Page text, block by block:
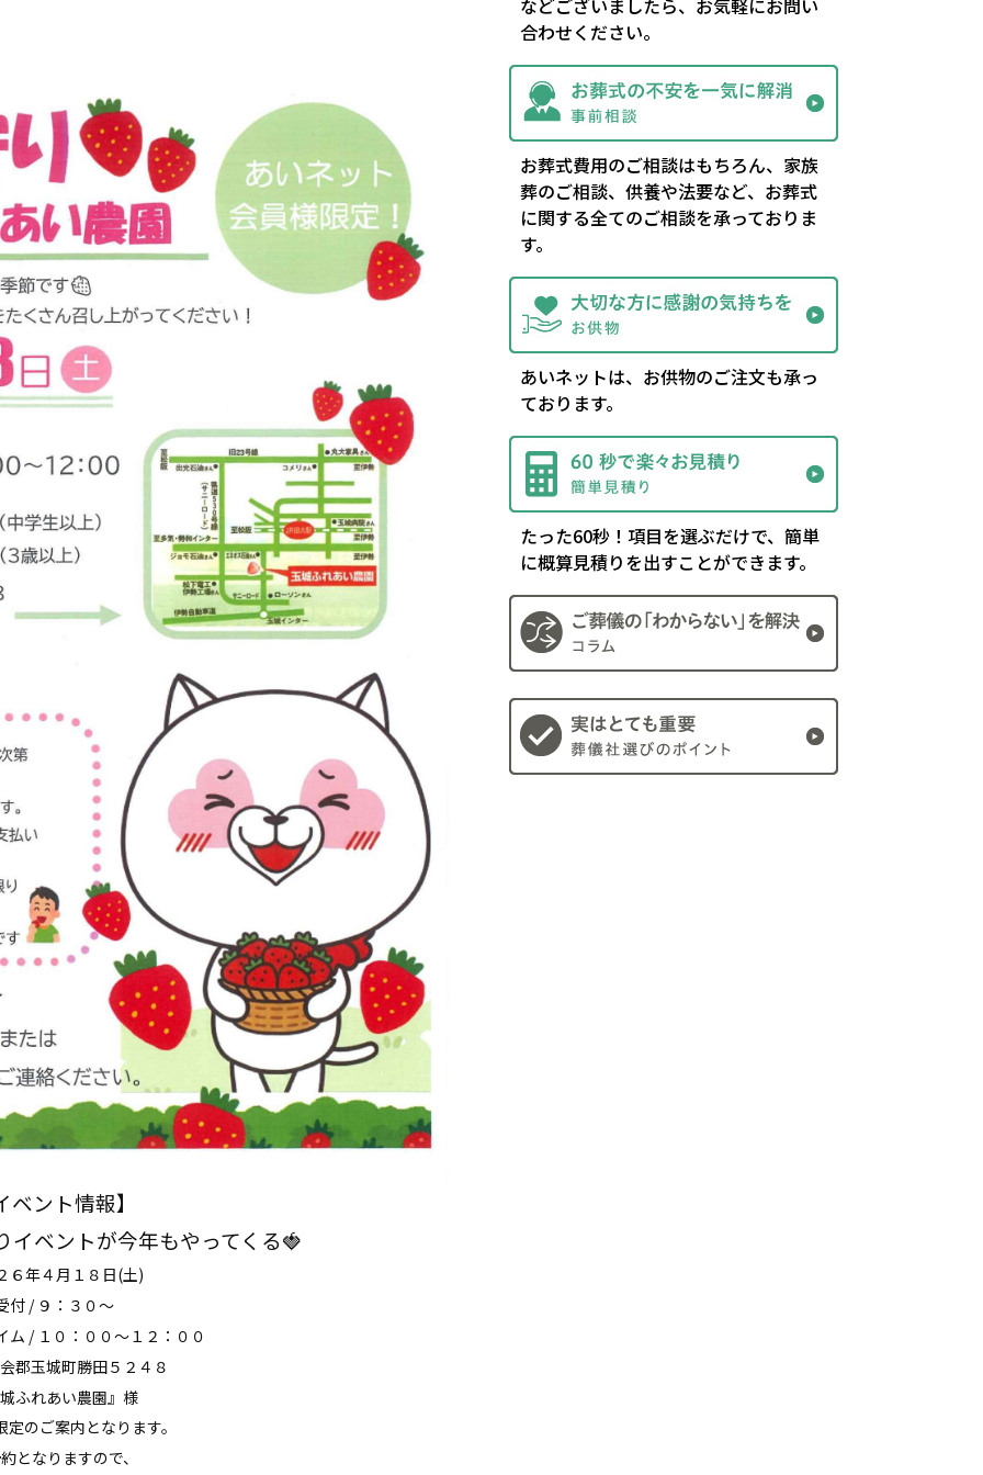
ベント情報】
イベントが今年もやってくる🍓
６年４月１８日(土)
付 / ９：３０～
ム / １０：００～１２：００
郡玉城町勝田５２４８
ふれあい農園』様
のご案内となります。
となりますので、
などございましたら、お気軽にお問い
合わせください。
お葬式費用のご相談はもちろん、家族
葬のご相談、供養や法要など、お葬式
に関する全てのご相談を承っておりま
す。
あいネットは、お供物のご注文も承っ
ております。
たった60秒！項目を選ぶだけで、簡単
に概算見積りを出すことができます。